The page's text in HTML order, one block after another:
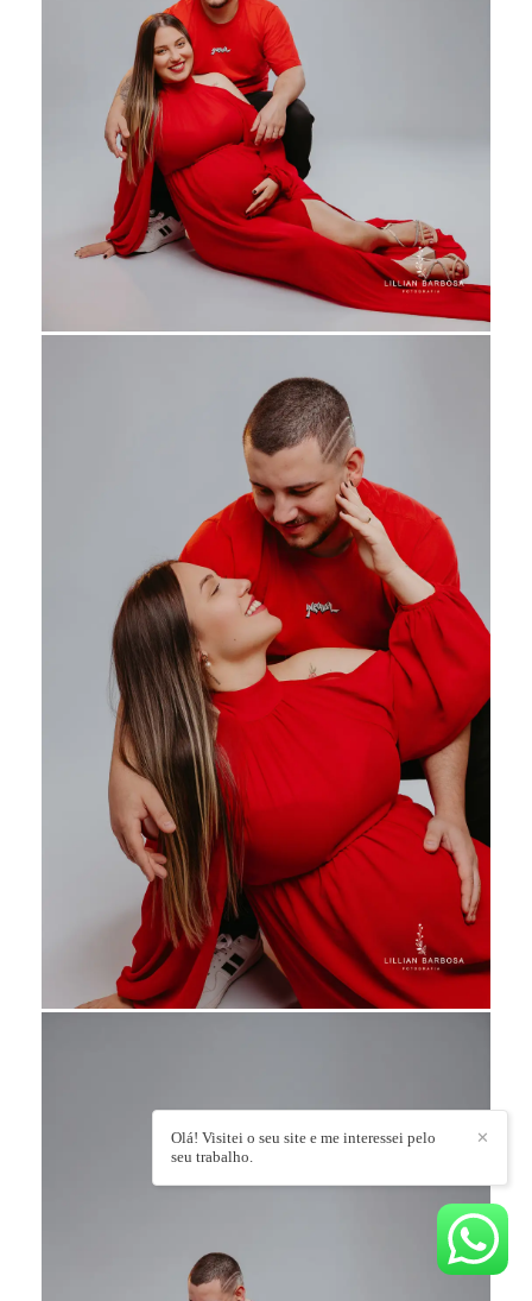
✕
Olá! Visitei o seu site e me interessei pelo
seu trabalho.